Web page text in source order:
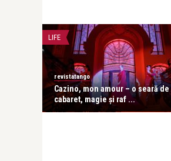
LIFE
revistatango
Cazino, mon amour – o seară de
cabaret, magie și raf ...